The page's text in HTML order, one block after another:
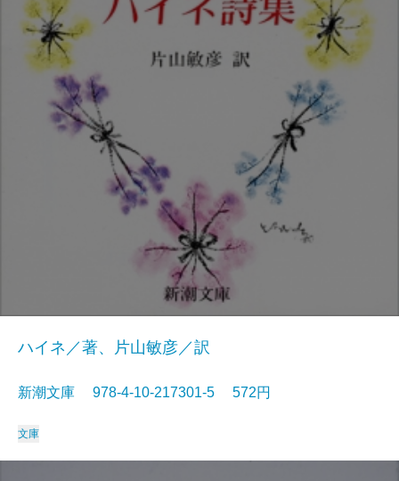
ハイネ／著、片山敏彦／訳
新潮文庫 978-4-10-217301-5 572円
文庫